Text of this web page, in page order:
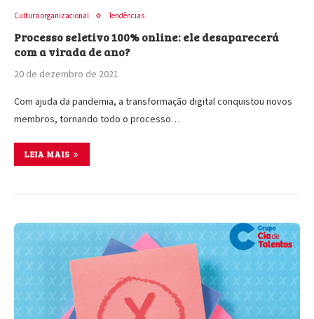
Cultura organizacional Tendências
Processo seletivo 100% online: ele desaparecerá
com a virada de ano?
20 de dezembro de 2021
Com ajuda da pandemia, a transformação digital conquistou novos
membros, tornando todo o processo…
LEIA MAIS